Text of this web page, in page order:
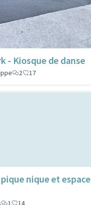
- Kiosque de danse
2 17
nique et espace
1 14